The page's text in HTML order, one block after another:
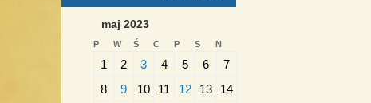
maj 2023
P W Ś C P S N
1 2 3 4 5 6
7
8
9 10 11 12 13 14